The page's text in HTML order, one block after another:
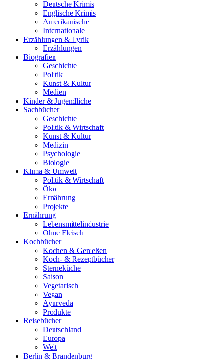
Deutsche Krimis
Englische Krimis
Amerikanische
Internationale
Erzählungen & Lyrik
Erzählungen
Biografien
Geschichte
Politik
Kunst & Kultur
Medien
Kinder & Jugendliche
Sachbücher
Geschichte
Politik & Wirtschaft
Kunst & Kultur
Medizin
Psychologie
Biologie
Klima & Umwelt
Politik & Wirtschaft
Öko
Ernährung
Projekte
Ernährung
Lebensmittelindustrie
Ohne Fleisch
Kochbücher
Kochen & Genießen
Koch- & Rezeptbücher
Sterneküche
Saison
Vegetarisch
Vegan
Ayurveda
Produkte
Reisebücher
Deutschland
Europa
Welt
Berlin & Brandenburg